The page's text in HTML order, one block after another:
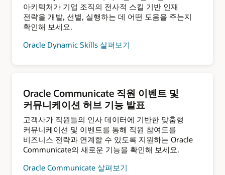
아키텍처가 기업 조직의 전사적 스킬 기반 인재
전략을 개발, 선별, 실행하는 데 어떤 도움을 주는지
확인해 보세요.
Oracle Dynamic Skills 살펴보기
Oracle Communicate 직원 이벤트 및
커뮤니케이션 허브 기능 발표
고객사가 직원들의 인사 데이터에 기반한 맞춤형
커뮤니케이션 및 이벤트를 통해 직원 참여도를
비즈니스 전략과 연계할 수 있도록 지원하는 Oracle
Communicate의 새로운 기능을 확인해 보세요.
Oracle Communicate 살펴보기